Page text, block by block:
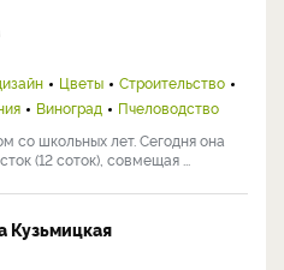
Цветы
Строительство
Виноград
Пчеловодство
со школьных лет. Сегодня она
(12 соток), совмещая ...
Кузьмицкая